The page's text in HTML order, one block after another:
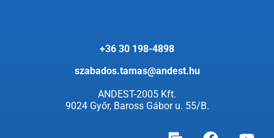
+36 30 198-4898
szabados.tamas@andest.hu
ANDEST-2005 Kft.
9024 Győr, Baross Gábor u. 55/B.